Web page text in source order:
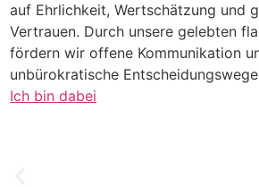
auf Ehrlichkeit, Wertschätzung und
Vertrauen. Durch unsere gelebten
fördern wir offene Kommunikation
unbürokratische
Ich bin dabei